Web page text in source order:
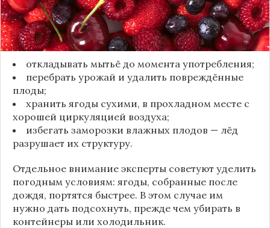
Чтобы ягоды сохранили свежесть, специалисты
рекомендуют:
откладывать мытьё до момента употребления;
перебрать урожай и удалить повреждённые
плоды;
хранить ягоды сухими, в прохладном месте с
хорошей циркуляцией воздуха;
избегать заморозки влажных плодов — лёд
разрушает их структуру.
Отдельное внимание эксперты советуют уделить
погодным условиям: ягоды, собранные после
дождя, портятся быстрее. В этом случае им
нужно дать подсохнуть, прежде чем убирать в
контейнеры или холодильник.